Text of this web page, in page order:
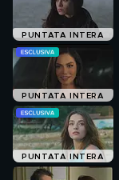
PUNTATA INTERA
PUNTATA INTERA
PUNTATA INTERA